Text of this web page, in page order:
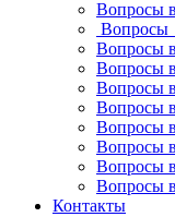
Вопросы
Вопросы
Вопросы
Вопросы
Вопросы
Вопросы
Вопросы
Вопросы
Вопросы
Вопросы
Контакты